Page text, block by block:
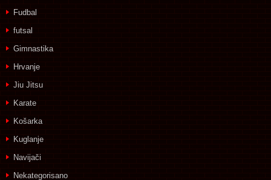
Fudbal
futsal
Gimnastika
Hrvanje
Jiu Jitsu
Karate
Košarka
Kuglanje
Navijači
Nekategorisano